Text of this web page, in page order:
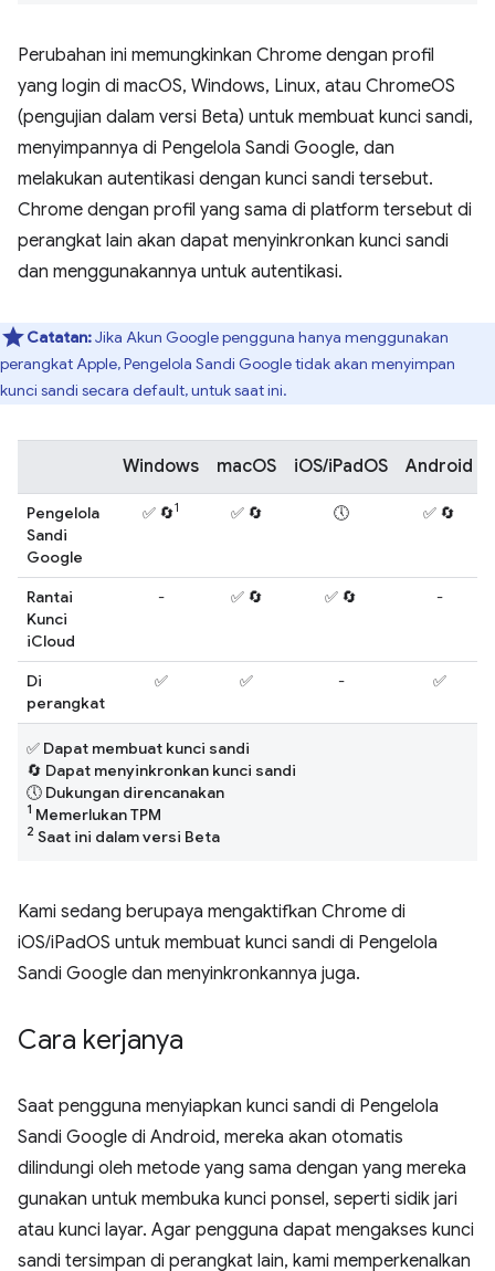
Perubahan ini memungkinkan Chrome dengan profil
yang login di macOS, Windows, Linux, atau ChromeOS
(pengujian dalam versi Beta) untuk membuat kunci sandi,
menyimpannya di Pengelola Sandi Google, dan
melakukan autentikasi dengan kunci sandi tersebut.
Chrome dengan profil yang sama di platform tersebut di
perangkat lain akan dapat menyinkronkan kunci sandi
dan menggunakannya untuk autentikasi.
Catatan:Jika Akun Google pengguna hanya menggunakan
perangkat Apple, Pengelola Sandi Google tidak akan menyimpan
kunci sandi secara default, untuk saat ini.
Windows macOS iOS/iPadOS Android
Pengelola
Sandi
Google
✅ 🔄1 ✅ 🔄 🕔 ✅ 🔄
Rantai
Kunci
iCloud
- ✅ 🔄 ✅ 🔄 -
Di
perangkat
✅ ✅ - ✅
✅ Dapat membuat kunci sandi
🔄 Dapat menyinkronkan kunci sandi
🕔 Dukungan direncanakan
1 Memerlukan TPM
2 Saat ini dalam versi Beta
Kami sedang berupaya mengaktifkan Chrome di
iOS/iPadOS untuk membuat kunci sandi di Pengelola
Sandi Google dan menyinkronkannya juga.
Cara kerjanya
Saat pengguna menyiapkan kunci sandi di Pengelola
Sandi Google di Android, mereka akan otomatis
dilindungi oleh metode yang sama dengan yang mereka
gunakan untuk membuka kunci ponsel, seperti sidik jari
atau kunci layar. Agar pengguna dapat mengakses kunci
sandi tersimpan di perangkat lain, kami memperkenalkan